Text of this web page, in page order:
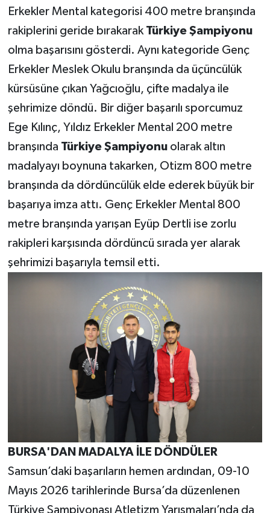
Erkekler Mental kategorisi 400 metre branşında
rakiplerini geride bırakarak Türkiye Şampiyonu
olma başarısını gösterdi. Aynı kategoride Genç
Erkekler Meslek Okulu branşında da üçüncülük
kürsüsüne çıkan Yağcıoğlu, çifte madalya ile
şehrimize döndü. Bir diğer başarılı sporcumuz
Ege Kılınç, Yıldız Erkekler Mental 200 metre
branşında Türkiye Şampiyonuolarak altın
madalyayı boynuna takarken, Otizm 800 metre
branşında da dördüncülük elde ederek büyük bir
başarıya imza attı. Genç Erkekler Mental 800
metre branşında yarışan Eyüp Dertli ise zorlu
rakipleri karşısında dördüncü sırada yer alarak
şehrimizi başarıyla temsil etti.
BURSA'DAN MADALYA İLE DÖNDÜLER
Samsun’daki başarıların hemen ardından, 09-10
Mayıs 2026 tarihlerinde Bursa’da düzenlenen
Türkiye Şampiyonası Atletizm Yarışmaları’nda da